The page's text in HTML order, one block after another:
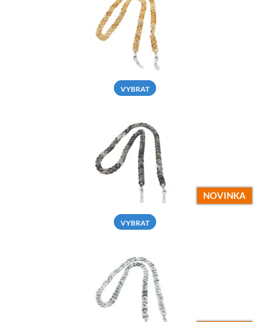
VYBRAT
NOVINKA
VYBRAT